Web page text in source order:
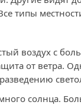
типы
воздух с
от ветра.
солнца.